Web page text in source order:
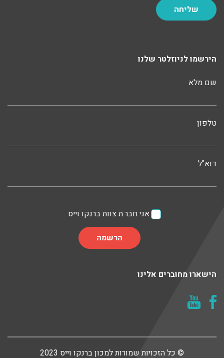
הירשמו לניוזלטר שלנו
שם מלא
טלפון
דוא"ל
אני חבר.ת צוות ברנקו וייס
הישארו מחוברים אלינו
© כל הזכויות שמורות למכון ברנקו וייס 2023